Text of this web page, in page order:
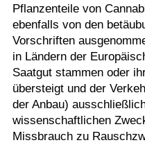
Pflanzenteile von
ebenfalls von den
Vorschriften
in Ländern der
Saatgut stammen oder
übersteigt und der
der Anbau)
wissenschaftlichen
Missbrauch zu